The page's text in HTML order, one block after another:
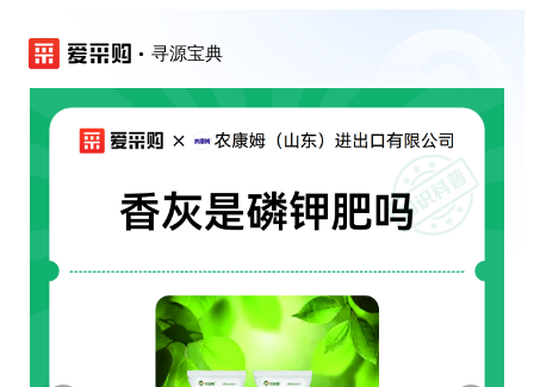
寻源宝典